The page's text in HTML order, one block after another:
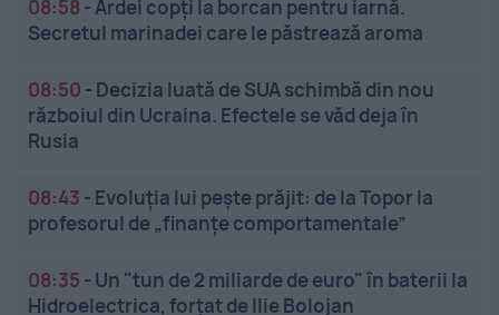
08:58 -Ardei copți la borcan pentru iarnă.
Secretul marinadei care le păstrează aroma
08:50 - Decizia luată de SUA schimbă din nou
războiul din Ucraina. Efectele se văd deja în
Rusia
08:43 - Evoluția lui pește prăjit: de la Topor la
profesorul de „finanțe comportamentale”
08:35 - Un "tun de 2 miliarde de euro" în baterii la
Hidroelectrica, forțat de Ilie Bolojan